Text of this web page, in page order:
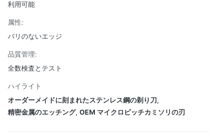
利用可能
属性:
バリのないエッジ
品質管理:
全数検査とテスト
ハイライト
オーダーメイドに刻まれたステンレス鋼の剃り刀,
精密金属のエッチング, OEM マイクロピッチカミソリの刃